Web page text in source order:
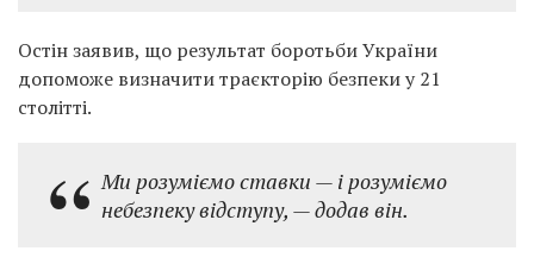
Остін заявив, що результат боротьби України
допоможе визначити траєкторію безпеки у 21
столітті.
Ми розуміємо ставки — і розуміємо
небезпеку відступу, — додав він.